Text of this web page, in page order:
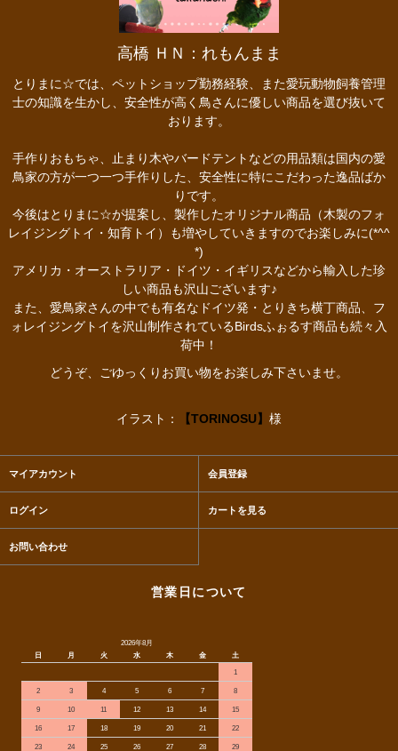
高橋 ＨＮ：れもんまま
とりまに☆では、ペットショップ勤務経験、また愛玩動物飼養管理
士の知識を生かし、安全性が高く鳥さんに優しい商品を選び抜いて
おります。
手作りおもちゃ、止まり木やバードテントなどの用品類は国内の愛
鳥家の方が一つ一つ手作りした、安全性に特にこだわった逸品ばか
りです。
今後はとりまに☆が提案し、製作したオリジナル商品（木製のフォ
レイジングトイ・知育トイ）も増やしていきますのでお楽しみに(*^^
*)
アメリカ・オーストラリア・ドイツ・イギリスなどから輸入した珍
しい商品も沢山ございます♪
また、愛鳥家さんの中でも有名なドイツ発・とりきち横丁商品、フ
ォレイジングトイを沢山制作されているBirdsふぉるす商品も続々入
荷中！
どうぞ、ごゆっくりお買い物をお楽しみ下さいませ。
イラスト： 【TORINOSU】 様
マイアカウント 会員登録
ログイン カートを見る
お問い合わせ
営業日について
2026年8月
日
月 火 水 木 金
土
1
2 3 4 5 6 7 8
9 10 11 12 13 14 15
16 17 18 19 20 21 22
23 24 25 26 27 28 29